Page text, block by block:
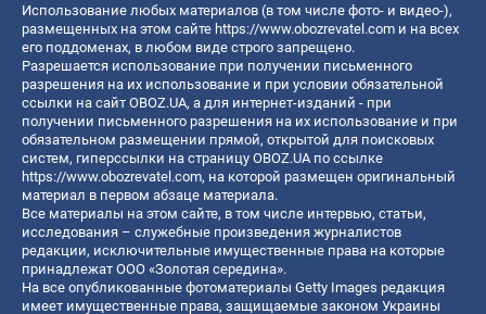
Использование любых материалов (в том числе фото- и видео-),
размещенных на этом сайте https://www.obozrevatel.com и на всех
его поддоменах, в любом виде строго запрещено.
Разрешается использование при получении письменного
разрешения на их использование и при условии обязательной
ссылки на сайт OBOZ.UA, а для интернет-изданий - при
получении письменного разрешения на их использование и при
обязательном размещении прямой, открытой для поисковых
систем, гиперссылки на страницу OBOZ.UA по ссылке
https://www.obozrevatel.com, на которой размещен оригинальный
материал в первом абзаце материала.
Все материалы на этом сайте, в том числе интервью, статьи,
исследования – служебные произведения журналистов
редакции, исключительные имущественные права на которые
принадлежат ООО «Золотая середина».
На все опубликованные фотоматериалы Getty Images редакция
имеет имущественные права, защищаемые законом Украины